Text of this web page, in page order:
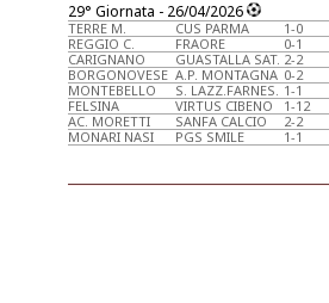
29° Giornata - 26/04/2026
TERRE M. CUS PARMA
1-0
REGGIO C.
FRAORE
0-1
CARIGNANO
GUASTALLA SAT. 2-2
BORGONOVESE A.P. MONTAGNA 0-2
MONTEBELLO
S. LAZZ.FARNES. 1-1
FELSINA
VIRTUS CIBENO
1-12
AC. MORETTI
SANFA CALCIO
2-2
MONARI NASI
PGS SMILE 1-1